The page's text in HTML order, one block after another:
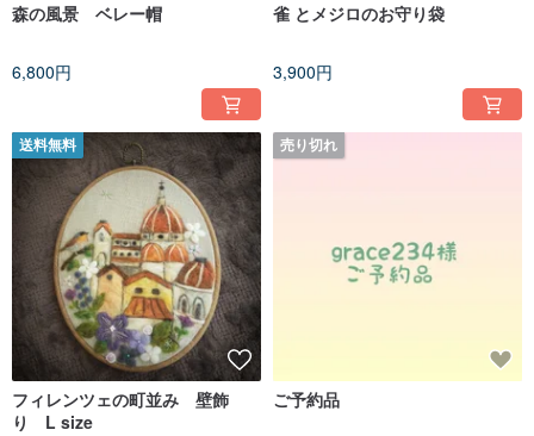
森の風景 ベレー帽
6,800円
雀 とメジロのお守り袋
3,900円
送料無料
フィレンツェの町並み 壁飾
り L size
売り切れ
ご予約品